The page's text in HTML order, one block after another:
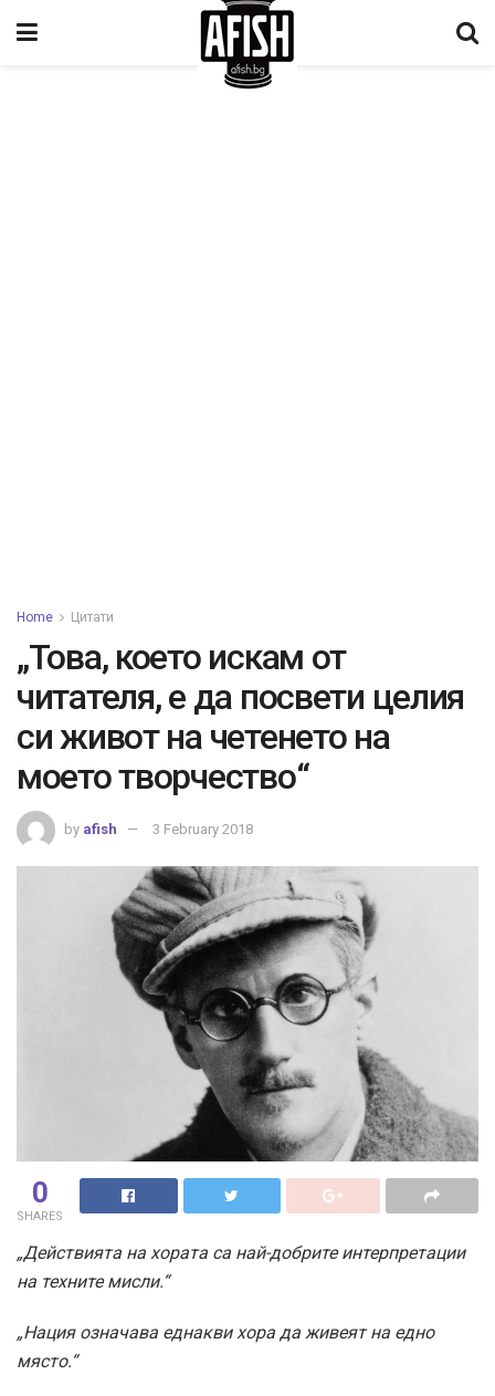
Home Цитати
„Това, което искам от
читателя, е да посвети целия
си живот на четенето на
моето творчество“
by afish 3 February 2018
0
SHARES
„Действията на хората са най-добрите интерпретации
на техните мисли.“
„Нация означава еднакви хора да живеят на едно
място.“